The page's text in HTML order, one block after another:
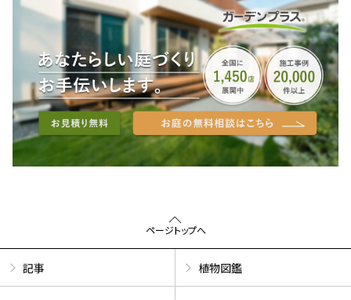
ページトップへ
記事 植物図鑑